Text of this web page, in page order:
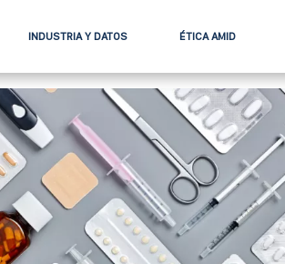
INDUSTRIA Y DATOS ÉTICA AMID